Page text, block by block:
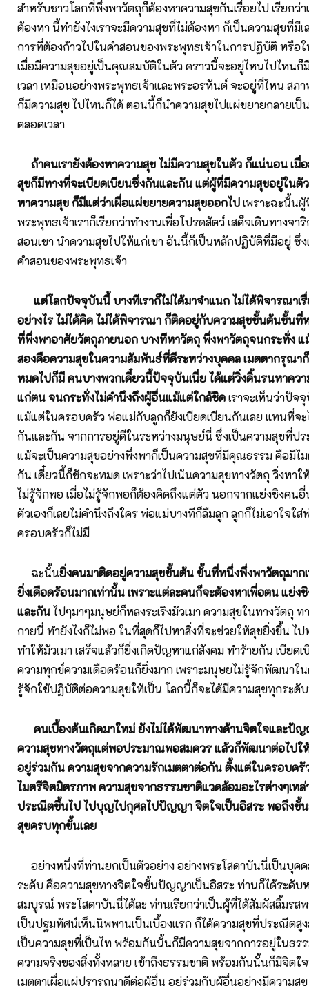
สำหรับชาวโลกที่พึ่งพาวัตถุก็ต้องหาความสุขกันเรื่อยไป เรียกว่
ต้องหา นี้ทำยังไงเราจะมีความสุขที่ไม่ต้องหา ก็เป็นความสุขที่มี
การที่ต้องก้าวไปในคำสอนของพระพุทธเจ้าในการปฏิบัติ หรือ
เมื่อมีความสุขอยู่เป็นคุณสมบัติในตัว คราวนี้จะอยู่ไหนไปไหนก็
เวลา เหมือนอย่างพระพุทธเจ้าและพระอรหันต์ จะอยู่ที่ไหน สภ
ก็มีความสุข ไปไหนก็ได้ ตอนนี้ก็นำความสุขไปแผ่ขยายกลายเป็
ตลอดเวลา
ถ้าคนเรายังต้องหาความสุข ไม่มีความสุขในตัว ก็แน่นอน เมื่
สุขก็มีทางที่จะเบียดเบียนซึ่งกันและกัน แต่ผู้ที่มีความสุขอยู่ในตัว
หาความสุข ก็มีแต่ว่าเผื่อแผ่ขยายความสุขออกไปเพราะฉะนั้น
พระพุทธเจ้าเราก็เรียกว่าทำงานเพื่อโปรดสัตว์ เสด็จเดินทางจา
สอนเขา นำความสุขไปให้แก่เขา อันนี้ก็เป็นหลักปฏิบัติที่มีอยู่ ซึ่ง
คำสอนของพระพุทธเจ้า
แต่โลกปัจจุบันนี้ บางทีเราก็ไม่ได้มาจำแนก ไม่ได้พิจารณาเ
อย่างไร ไม่ได้คิด ไม่ได้พิจารณา ก็ติดอยู่กับความสุขขั้นต้นขั้นที่
ที่พึ่งพาอาศัยวัตถุภายนอก บางทีหาวัตถุ พึ่งพาวัตถุจนกระทั่ง
สองคือความสุขในความสัมพันธ์ที่ดีระหว่างบุคคล เมตตากรุณา
หมดไปก็มี คนบางพวกเดี๋ยวนี้ปัจจุบันเนี่ย ได้แต่วิ่งดิ้นรนหาคว
แก่ตน จนกระทั่งไม่คำนึงถึงผู้อื่นแม้แต่ใกล้ชิดเราจะเห็นว่าปั
แม้แต่ในครอบครัว พ่อแม่กับลูกก็ยังเบียดเบียนกันเลย แทนที่จะ
กันและกัน จากการอยู่ดีในระหว่างมนุษย์นี่ ซึ่งเป็นความสุขที่ป
แม้จะเป็นความสุขอย่างพึ่งพาก็เป็นความสุขที่มีคุณธรรม คือมีไ
กัน เดี๋ยวนี้ก็ชักจะหมด เพราะว่าไปเน้นความสุขทางวัตถุ วิ่งหา
ไม่รู้จักพอ เมื่อไม่รู้จักพอก็ต้องคิดถึงแต่ตัว นอกจากแย่งชิงคน
ตัวเองก็เลยไม่คำนึงถึงใคร พ่อแม่บางทีก็ลืมลูก ลูกก็ไม่เอาใจใ
ครอบครัวก็ไม่มี
ฉะนั้นยิ่งคนมาติดอยู่ความสุขขั้นต้น ขั้นที่หนึ่งพึ่งพาวัตถุมากเ
ยิ่งเดือดร้อนมากเท่านั้น เพราะแต่ละคนก็จะต้องหาเพื่อตน แย่ง
และกัน ไปๆมาๆมนุษย์ก็หลงระเริงมัวเมา ความสุขในทางวัตถุ
กายนี่ ทำยังไงก็ไม่พอ ในที่สุดก็ไปหาสิ่งที่จะช่วยให้สุขยิ่งขึ้น ไป
ทำให้มัวเมา เสร็จแล้วก็ยิ่งเกิดปัญหาแก่สังคม ทำร้ายกัน เบียด
ความทุกข์ความเดือดร้อนก็ยิ่งมาก เพราะมนุษยไม่รู้จักพัฒนาใน
รู้จักใช้ปฏิบัติต่อความสุขให้เป็น โลกนี้ก็จะได้มีความสุขทุกระดั
คนเบื้องต้นเกิดมาใหม่ ยังไม่ได้พัฒนาทางด้านจิตใจและปั
ความสุขทางวัตถุแต่พอประมาณพอสมควร แล้วก็พัฒนาต่อไปใ
อยู่ร่วมกัน ความสุขจากความรักเมตตาต่อกัน ตั้งแต่ในครอบครั
ไมตรีจิตมิตรภาพ ความสุขจากธรรมชาติแวดล้อมอะไรต่างๆเห
ประณีตขึ้นไป ไปบุญไปกุศลไปปัญญา จิตใจเป็นอิสระ พอถึงขั้
สุขครบทุกขั้นเลย
อย่างหนึ่งที่ท่านยกเป็นตัวอย่าง อย่างพระโสดาบันนี่เป็นบุค
ระดับ คือความสุขทางจิตใจขั้นปัญญาเป็นอิสระ ท่านก็ได้ระดับ
สมบูรณ์ พระโสดาบันนี่ได้ละ ท่านเรียกว่าเป็นผู้ที่ได้สัมผัสลิ้มรส
เป็นปฐมทัศน์เห็นนิพพานเป็นเบื้องแรก ก็ได้ความสุขที่ประณีตสู
เป็นความสุขที่เป็นไท พร้อมกันนั้นก็มีความสุขจากการอยู่ในธร
ความจริงของสิ่งทั้งหลาย เข้าถึงธรรมชาติ พร้อมกันนั้นก็มีจิตใ
เมตตาเผื่อแผ่ปรารถนาดีต่อผู้อื่น อยู่ร่วมกับผู้อื่นอย่างมีความสุ